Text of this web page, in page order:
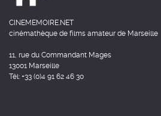
CINEMEMOIRE.NET
cinémathèque de films amateur de Marseille
11, rue du Commandant Mages
13001 Marseille
Tél: +33 (0)4 91 62 46 30